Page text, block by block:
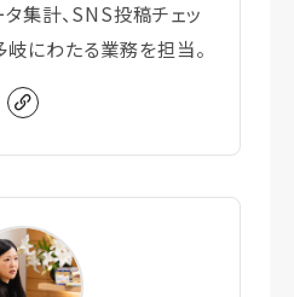
集計、SNS投稿チェッ
岐にわたる業務を担当。